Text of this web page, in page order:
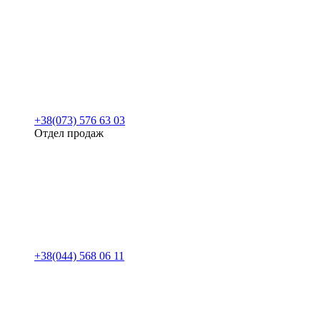
+38(073) 576 63 03
Отдел продаж
+38(044) 568 06 11